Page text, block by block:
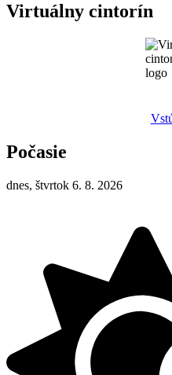
Virtuálny cintorín
Počasie
dnes, štvrtok 6. 8. 2026